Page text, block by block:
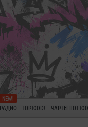
РАДИО TOP100DJ ЧАРТЫ HOT100